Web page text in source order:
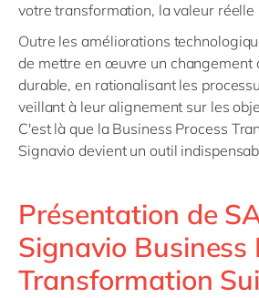
votre transformation, la valeur
Outre les améliorations
de mettre en œuvre un changement
durable, en rationalisant les
veillant à leur alignement sur les
C'est là que la Business Process
Signavio devient un outil
Présentation de
Signavio Business
Transformation